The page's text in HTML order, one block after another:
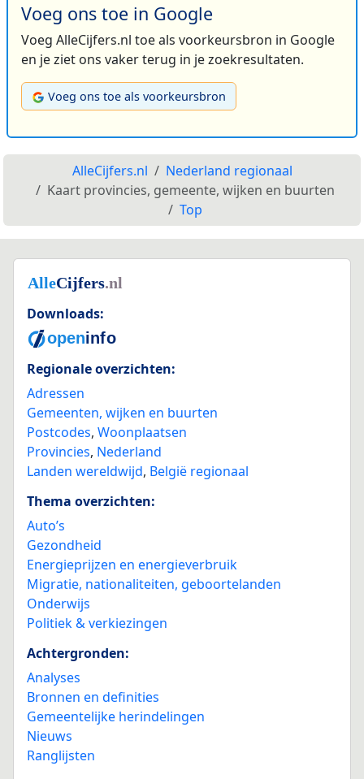
Voeg ons toe in Google
Voeg AlleCijfers.nl toe als voorkeursbron in Google
en je ziet ons vaker terug in je zoekresultaten.
Voeg ons toe als voorkeursbron
AlleCijfers.nl
Nederland regionaal
Kaart provincies, gemeente, wijken en buurten
Top
Downloads:
Regionale overzichten:
Adressen
Gemeenten, wijken en buurten
Postcodes, Woonplaatsen
Provincies, Nederland
Landen wereldwijd, België regionaal
Thema overzichten:
Auto’s
Gezondheid
Energieprijzen en energieverbruik
Migratie, nationaliteiten, geboortelanden
Onderwijs
Politiek & verkiezingen
Achtergronden:
Analyses
Bronnen en definities
Gemeentelijke herindelingen
Nieuws
Ranglijsten